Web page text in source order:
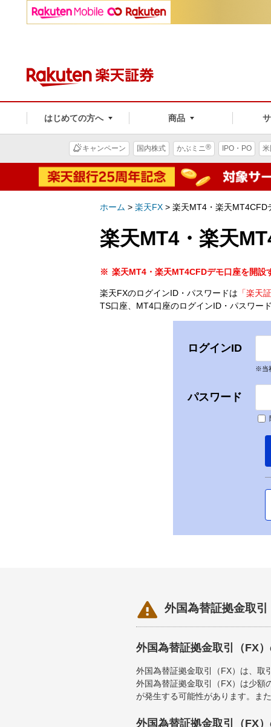
はじめての方へ 商品
キャンペーン 国内株式 かぶミニ® IPO・PO
ホーム > 楽天FX > 楽天MT4・楽天MT4CFD
楽天MT4・楽天
楽天MT4・楽天MT4CFDデモ口座を開設
楽天FXのログインID・パスワードは 「楽天
TS口座、MT4口座のログインID・パスワー
ログインID
※当
パスワード
 外国為替証拠金取
外国為替証拠金取引（FX
外国為替証拠金取引（FX）は、取
外国為替証拠金取引（FX）は少額
が発生する可能性があります。ま
外国為替証拠金取引（FX